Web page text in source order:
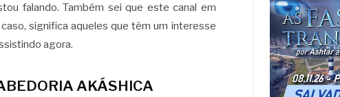
falando. Também sei que este canal em
significa aqueles que têm um interesse
agora.
AKÁSHICA